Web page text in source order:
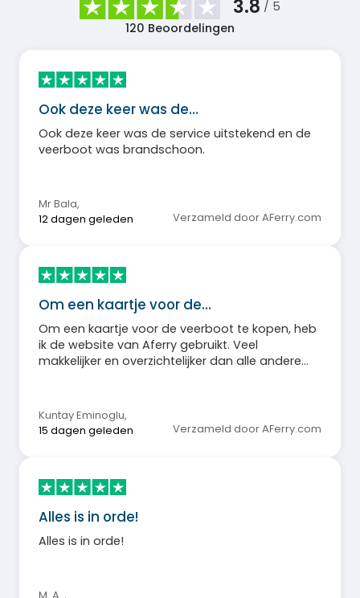
3.8 / 5
120 Beoordelingen
Ook deze keer was de…
Ook deze keer was de service uitstekend en de
veerboot was brandschoon.
Mr Bala,
12 dagen geleden
Verzameld door AFerry.com
Om een kaartje voor de…
Om een kaartje voor de veerboot te kopen, heb
ik de website van Aferry gebruikt. Veel
makkelijker en overzichtelijker dan alle andere
Kuntay Eminoglu,
15 dagen geleden
Verzameld door AFerry.com
Alles is in orde!
Alles is in orde!
M. A. ,